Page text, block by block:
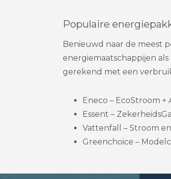
Populaire
Benieuwd naar de meest
energiemaatschappijen
gerekend met een
Eneco – EcoStroom +
Essent –
Vattenfall – Stroom
Greenchoice –